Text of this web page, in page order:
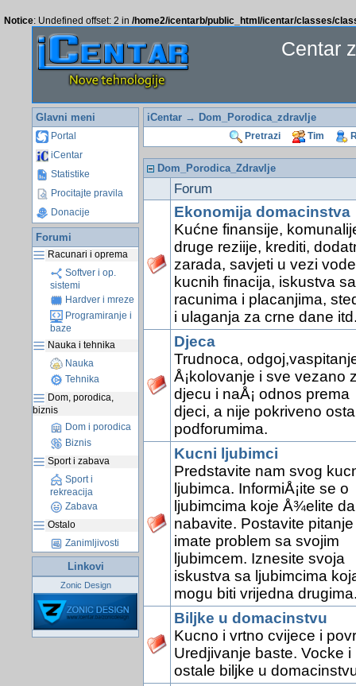
Notice: Undefined offset: 2 in /home2/icentarb/public_html/icentar/classes/
Centar
Glavni meni
Portal
iCentar
Statistike
Procitajte pravila
Donacije
Forumi
Racunari i oprema
Softver i op.
sistemi
Hardver i mreze
Programiranje i
baze
Nauka i tehnika
Nauka
Tehnika
Dom, porodica,
biznis
Dom i porodica
Biznis
Sport i zabava
Sport i
rekreacija
Zabava
Ostalo
Zanimljivosti
Linkovi
Zonic Design
iCentar→ Dom_Porodica_zdravlje
Pretrazi Tim
Dom_Porodica_Zdravlje
Forum
Ekonomija domacinstva
Kućne finansije,
druge reziije, krediti,
zarada, savjeti u vezi
kucnih finacija, iskustva sa
racunima i placanjima,
i ulaganja za crne dane
Djeca
Trudnoca,
Å¡kolovanje i sve vezano
djecu i naÅ¡ odnos prema
djeci, a nije pokriveno
podforumima.
Kucni ljubimci
Predstavite nam svog
ljubimca. InformiÅ¡ite se o
ljubimcima koje Å¾elite da
nabavite. Postavite
imate problem sa svojim
ljubimcem. Iznesite svoja
iskustva sa ljubimcima
mogu biti vrijedna
Biljke u domacinstvu
Kucno i vrtno cvijece i
Uredjivanje baste. Vocke i
ostale biljke u